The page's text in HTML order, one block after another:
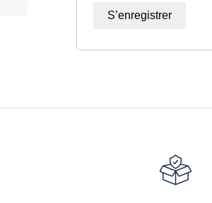
S’enregistrer